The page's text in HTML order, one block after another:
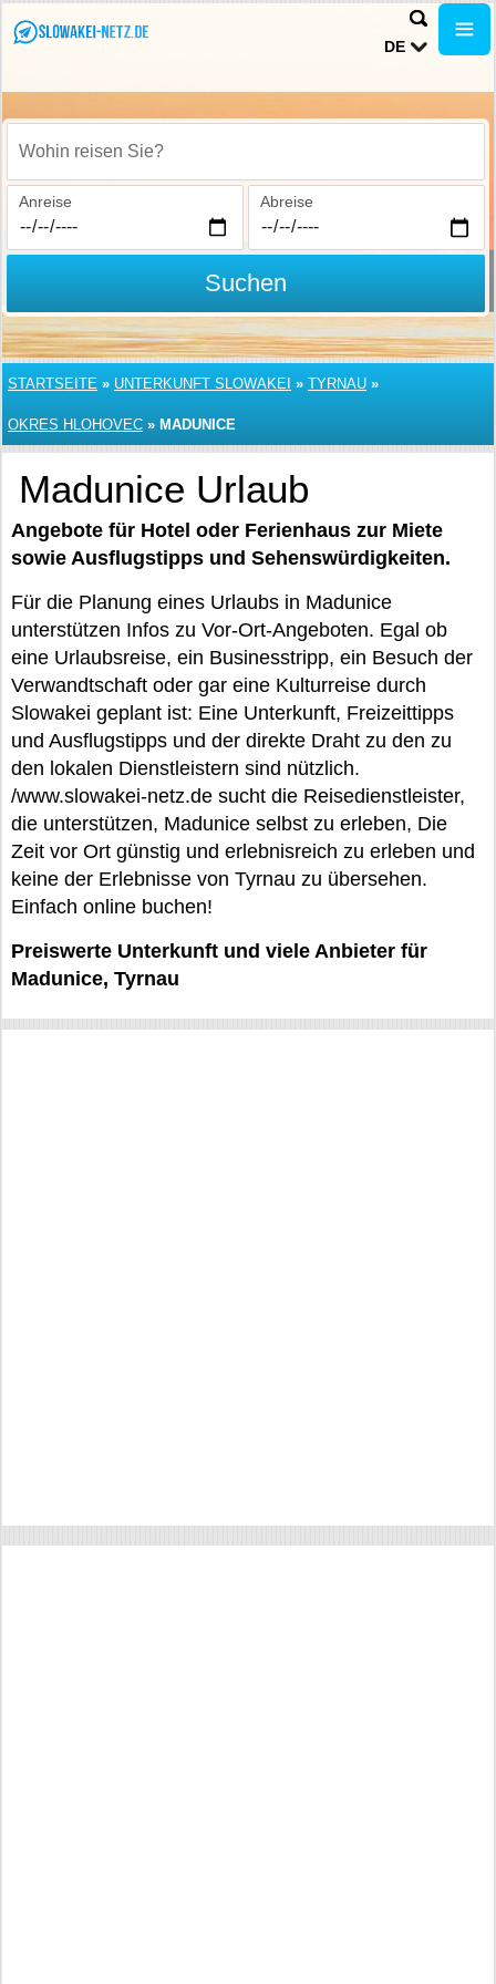
DE
Wohin reisen Sie?
Anreise Abreise
Suchen
STARTSEITE » UNTERKUNFT SLOWAKEI » TYRNAU »
OKRES HLOHOVEC » MADUNICE
Madunice Urlaub
Angebote für Hotel oder Ferienhaus zur Miete
sowie Ausflugstipps und Sehenswürdigkeiten.
Für die Planung eines Urlaubs in Madunice
unterstützen Infos zu Vor-Ort-Angeboten. Egal ob
eine Urlaubsreise, ein Businesstripp, ein Besuch der
Verwandtschaft oder gar eine Kulturreise durch
Slowakei geplant ist: Eine Unterkunft, Freizeittipps
und Ausflugstipps und der direkte Draht zu den zu
den lokalen Dienstleistern sind nützlich.
/www.slowakei-netz.de sucht die Reisedienstleister,
die unterstützen, Madunice selbst zu erleben, Die
Zeit vor Ort günstig und erlebnisreich zu erleben und
keine der Erlebnisse von Tyrnau zu übersehen.
Einfach online buchen!
Preiswerte Unterkunft und viele Anbieter für
Madunice, Tyrnau